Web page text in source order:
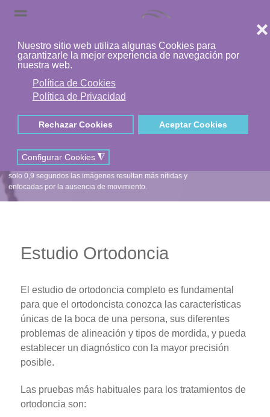
ESTUDIO ORTODONCIA
Toda ortodoncia
debería empezar
Gracias a la tecnología “one-shot” de exposición de tan
solo 0,9 segundos las imágenes resultan más nítidas y
enfocadas por la ausencia de movimiento.
Estudio Ortodoncia
El estudio de ortodoncia completo es fundamental
para que el ortodoncista conozca las características
únicas de la boca de una persona, sus diferentes
problemas de alineación y tipos de mordida, y pueda
establecer un diagnóstico con la mayor precisión
posible.
Las pruebas más habituales para los tratamientos de
ortodoncia son: